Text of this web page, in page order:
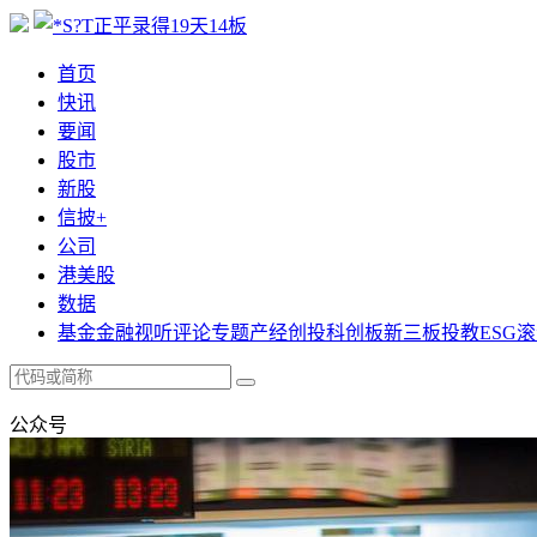
首页
快讯
要闻
股市
新股
信披+
公司
港美股
数据
基金金融视听评论专题产经创投科创板新三板投教ESG
公众号